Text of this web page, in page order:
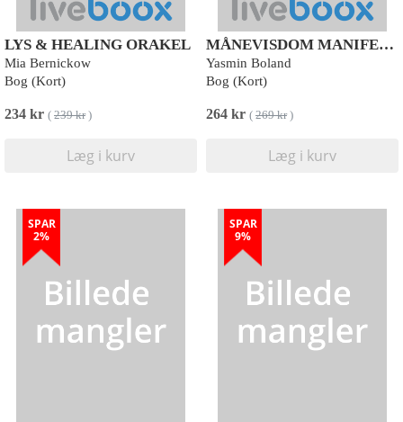
LYS & HEALING ORAKEL
Mia Bernickow
Bog (Kort)
234 kr ( 239 kr)
Læg i kurv
MÅNEVISDOM MANIFESTATION ORAKELKORT
Yasmin Boland
Bog (Kort)
264 kr ( 269 kr)
Læg i kurv
SPAR
2%
SPAR
9%